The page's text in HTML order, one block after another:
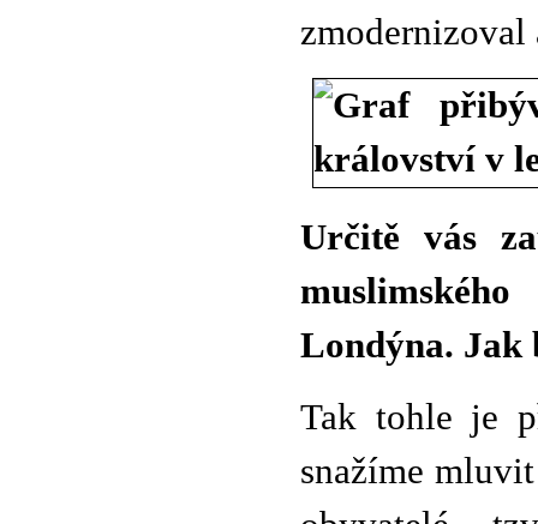
Určitě vás
Londýna. Jak
Tak tohle je
snažíme